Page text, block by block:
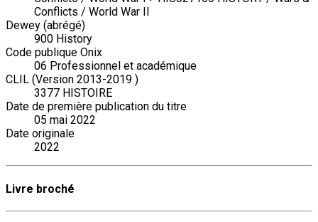
Conflicts / World War II
Dewey (abrégé)
900 History
Code publique Onix
06 Professionnel et académique
CLIL (Version 2013-2019 )
3377 HISTOIRE
Date de première publication du titre
05 mai 2022
Date originale
2022
Livre broché